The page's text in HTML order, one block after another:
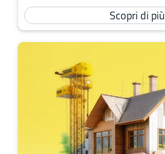
Scopri di più